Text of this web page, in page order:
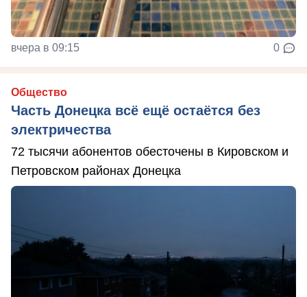
вчера в 09:15 0
Общество
Часть Донецка всё ещё остаётся без
электричества
72 тысячи абонентов обесточены в Кировском и
Петровском районах Донецка